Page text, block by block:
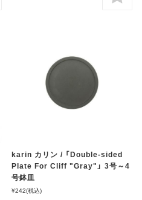
karin カリン / 「Double-sided
Plate For Cliff "Gray"」 3号～4
号鉢皿
¥242(税込)